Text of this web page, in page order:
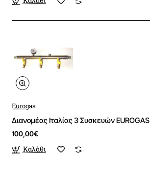
Eurogas
Διανομέας Ιταλίας 3 Συσκευών EUROGAS
100,00€
Καλάθι